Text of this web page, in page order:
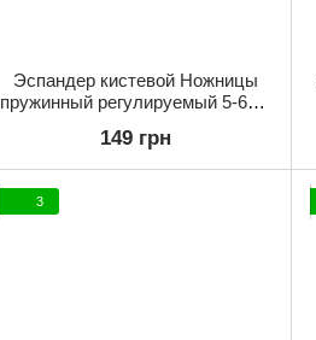
Эспандер кистевой Ножницы
пружинный регулируемый 5-60кг
149 грн
3